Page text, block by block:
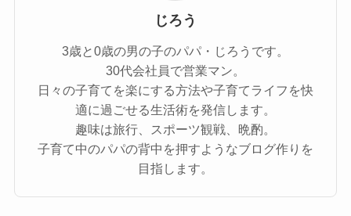
じろう
3歳と0歳の男の子のパパ・じろうです。
30代会社員で営業マン。
日々の子育てを楽にする方法や子育てライフを快
適に過ごせる生活術を発信します。
趣味は旅行、スポーツ観戦、晩酌。
子育て中のパパの背中を押すようなブログ作りを
目指します。